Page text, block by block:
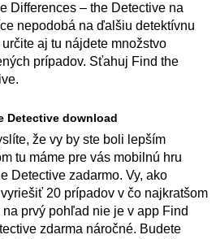
Differences – the Detective na
nepodobá na ďalšiu detektívnu
určite aj tu nájdete množstvo
prípadov. Sťahuj Find the
Detective download
že vy by ste boli lepším
tu máme pre vás mobilnú hru
Detective zadarmo. Vy, ako
20 prípadov v čo najkratšom
prvý pohľad nie je v app Find
zdarma náročné. Budete